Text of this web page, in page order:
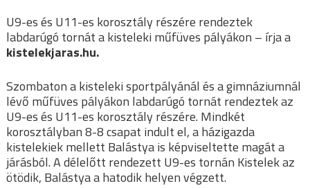
U9-es és U11-es korosztály részére rendeztek
labdarúgó tornát a kisteleki műfüves pályákon – írja a
kistelekjaras.hu.
Szombaton a kisteleki sportpályánál és a gimnáziumnál
lévő műfüves pályákon labdarúgó tornát rendeztek az
U9-es és U11-es korosztály részére. Mindkét
korosztályban 8-8 csapat indult el, a házigazda
kistelekiek mellett Balástya is képviseltette magát a
járásból. A délelőtt rendezett U9-es tornán Kistelek az
ötödik, Balástya a hatodik helyen végzett.